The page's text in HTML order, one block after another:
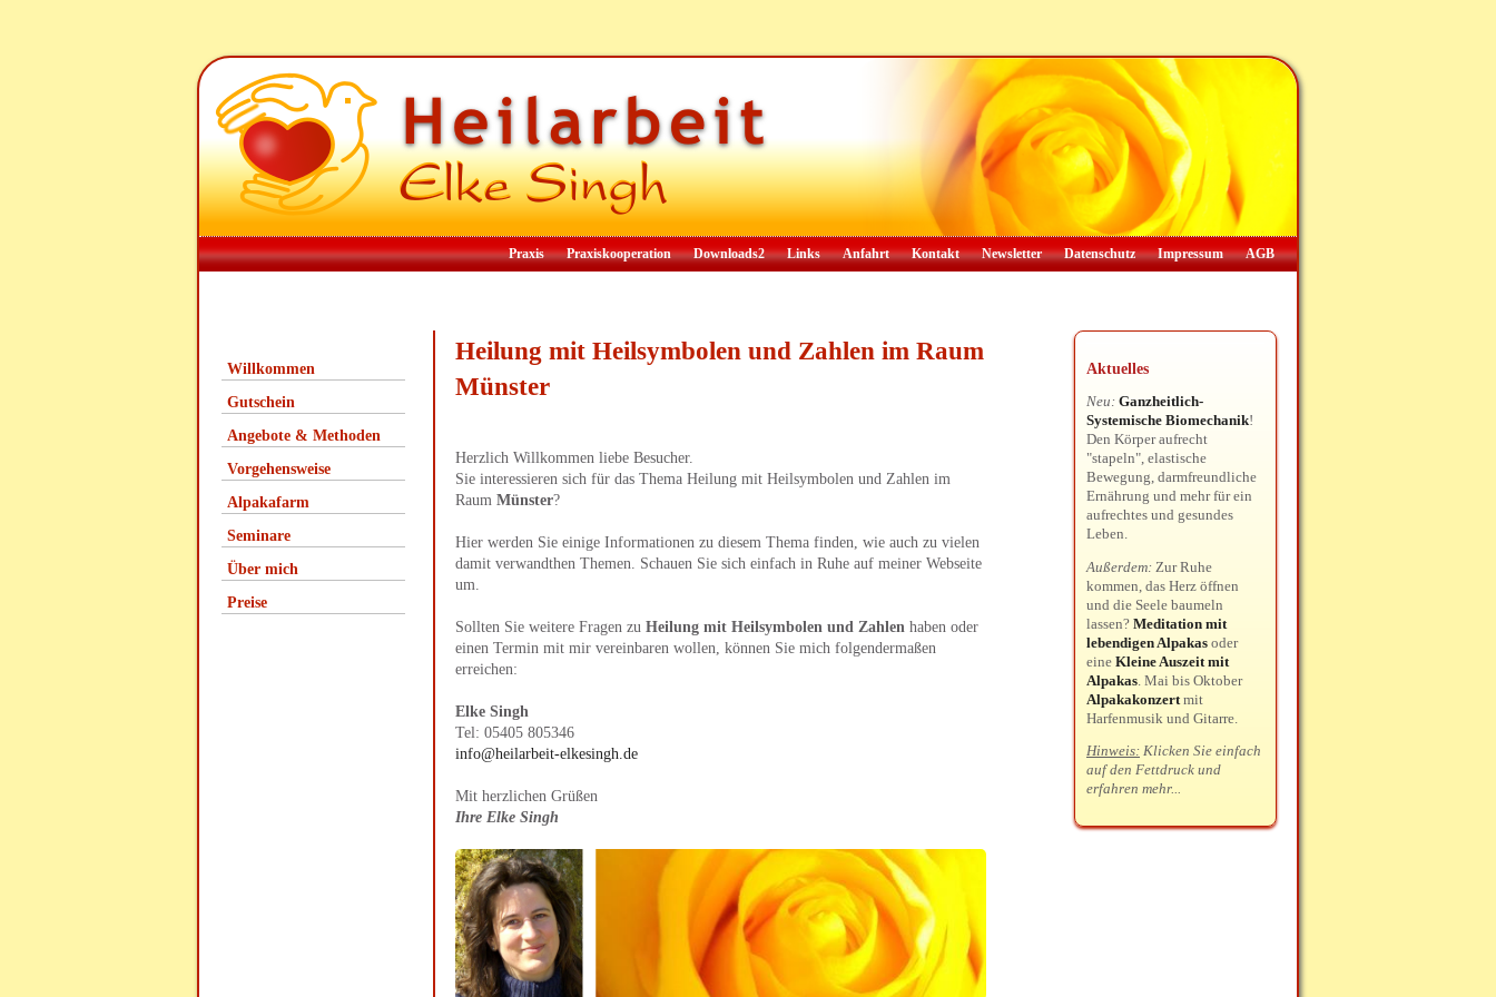
Praxis Praxiskooperation Downloads2 Links Anfahrt Kontakt Newsletter Datenschutz Impressum AGB
Willkommen
Gutschein
Angebote & Methoden
Vorgehensweise
Alpakafarm
Seminare
Über mich
Preise
Heilung mit Heilsymbolen und Zahlen im Raum
Münster
Herzlich Willkommen liebe Besucher.
Sie interessieren sich für das Thema Heilung mit Heilsymbolen und Zahlen im
Raum Münster?
Hier werden Sie einige Informationen zu diesem Thema finden, wie auch zu vielen
damit verwandthen Themen. Schauen Sie sich einfach in Ruhe auf meiner Webseite
um.
Sollten Sie weitere Fragen zu Heilung mit Heilsymbolen und Zahlen haben oder
einen Termin mit mir vereinbaren wollen, können Sie mich folgendermaßen
erreichen:
Elke Singh
Tel: 05405 805346
info@heilarbeit-elkesingh.de
Mit herzlichen Grüßen
Ihre Elke Singh
Aktuelles
Neu: Ganzheitlich-
Systemische Biomechanik!
Den Körper aufrecht
"stapeln", elastische
Bewegung, darmfreundliche
Ernährung und mehr für ein
aufrechtes und gesundes
Leben.
Außerdem: Zur Ruhe
kommen, das Herz öffnen
und die Seele baumeln
lassen? Meditation mit
lebendigen Alpakas oder
eine Kleine Auszeit mit
Alpakas . Mai bis Oktober
Alpakakonzert mit
Harfenmusik und Gitarre.
Hinweis: Klicken Sie einfach
auf den Fettdruck und
erfahren mehr...